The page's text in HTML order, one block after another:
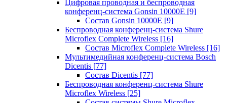
Цифровая проводная и беспроводная
конференц-система Gonsin 10000E [9]
Состав Gonsin 10000E [9]
Беспроводная конференц-система Shure
Microflex Complete Wireless [16]
Состав Microflex Complete Wireless [16]
Мультимедийная конференц-система Bosch
Dicentis [77]
Состав Dicentis [77]
Беспроводная конференц-система Shure
Microflex Wireless [25]